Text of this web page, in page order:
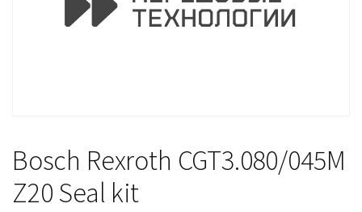
Bosch Rexroth CGT3.080/045M
Z20 Seal kit